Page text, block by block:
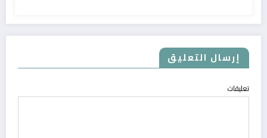
إرسال التعليق
تعليقات